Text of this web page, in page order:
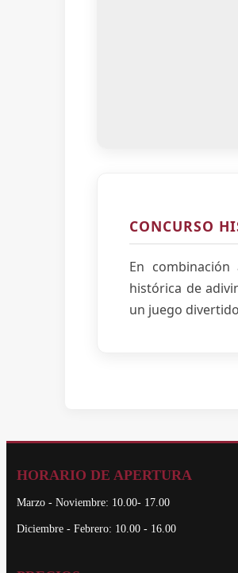
CONCURSO
En
histórica de
un juego
HORARIO DE APERTURA
Marzo - Noviembre: 10.00- 17.00
Diciembre - Febrero: 10.00 - 16.00